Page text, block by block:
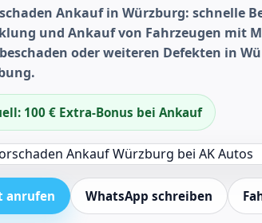
Ankauf in Würzburg: schnelle
und Ankauf von Fahrzeugen mit
oder weiteren Defekten in
100 € Extra-Bonus bei Ankauf
anrufen WhatsApp schreiben